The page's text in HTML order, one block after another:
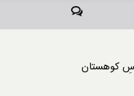
دیدگاه‌ها
کوهستان